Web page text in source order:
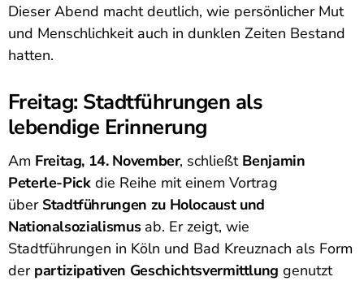
Dieser Abend macht deutlich, wie persönlicher Mut
und Menschlichkeit auch in dunklen Zeiten Bestand
hatten.
Freitag: Stadtführungen als
lebendige Erinnerung
Am Freitag, 14. November, schließt Benjamin
Peterle-Pickdie Reihe mit einem Vortrag
über Stadtführungen zu Holocaust und
Nationalsozialismusab. Er zeigt, wie
Stadtführungen in Köln und Bad Kreuznach als Form
der partizipativen Geschichtsvermittlung genutzt